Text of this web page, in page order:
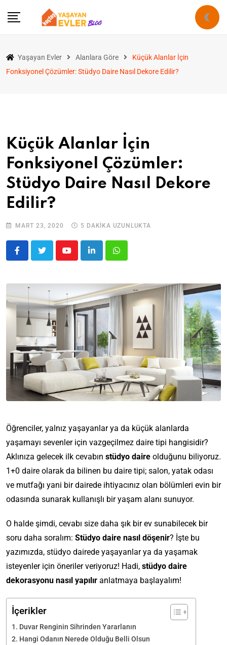
Yaşayan Evler Alanlara Göre
Küçük Alanlar İçin
Fonksiyonel Çözümler: Stüdyo Daire Nasıl Dekore Edilir?
Küçük Alanlar İçin
Fonksiyonel Çözümler:
Stüdyo Daire Nasıl Dekore
Edilir?
MART 23, 2020 5 DAKIKA UZUNLUKTA
Öğrenciler, yalnız yaşayanlar ya da küçük alanlarda
yaşamayı sevenler için vazgeçilmez daire tipi hangisidir?
Aklınıza gelecek ilk cevabın stüdyo daire olduğunu biliyoruz.
1+0 daire olarak da bilinen bu daire tipi; salon, yatak odası
ve mutfağı yani bir dairede ihtiyacınız olan bölümleri evin bir
odasında sunarak kullanışlı bir yaşam alanı sunuyor.
O halde şimdi, cevabı size daha şık bir ev sunabilecek bir
soru daha soralım: Stüdyo daire nasıl döşenir? İşte bu
yazımızda, stüdyo dairede yaşayanlar ya da yaşamak
isteyenler için öneriler veriyoruz! Hadi, stüdyo daire
dekorasyonu nasıl yapılır anlatmaya başlayalım!
İçerikler
Duvar Renginin Sihrinden Yararlanın
Hangi Odanın Nerede Olduğu Belli Olsun